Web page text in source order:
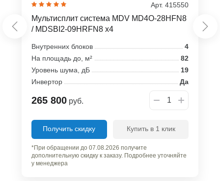
Арт. 415550
Мультисплит система MDV MD4O-28HFN8
/ MDSBI2-09HRFN8 x4
Внутренних блоков
4
На площадь до, м²
82
Уровень шума, дБ
19
Инвертор
Да
265 800 руб.
Получить скидку Купить в 1 клик
*При обращении до 07.08.2026 получите
дополнительную скидку к заказу. Подробнее уточняйте
у менеджера